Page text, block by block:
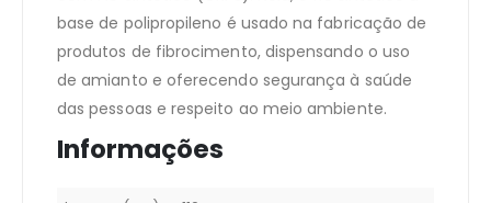
base de polipropileno é usado na fabricação de
produtos de fibrocimento, dispensando o uso
de amianto e oferecendo segurança à saúde
das pessoas e respeito ao meio ambiente.
Informações